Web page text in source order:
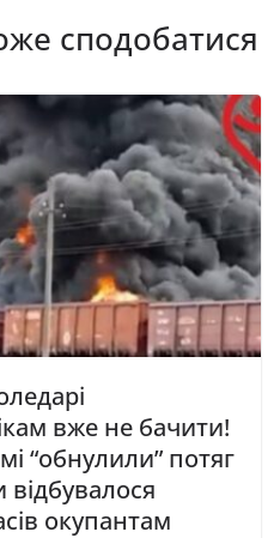
сподобатися
вже не бачити!
“обнулили” потяг
окупантам